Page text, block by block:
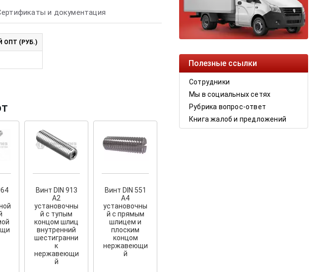
Полезные ссылки
Сотрудники
Мы в социальных сетях
Рубрика вопрос-ответ
Книга жалоб и предложений
и документация
ОПТ (РУБ.)
Винт DIN 913
А2
установочны
й с тупым
концом шлиц
внутренний
шестигранни
к
нержавеющи
й
Винт DIN 551
A4
установочны
й с прямым
шлицем и
плоским
концом
нержавеющи
й